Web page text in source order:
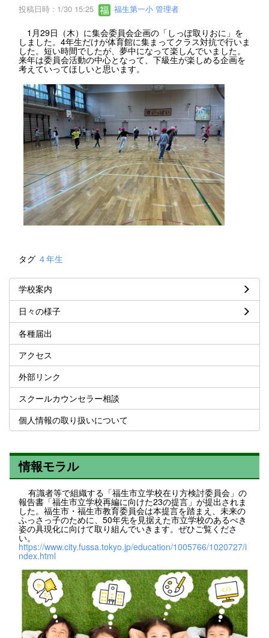
投稿日時 : 1/30 15:25 福生第一小 管理者
1月29日（木）に集会委員会企画の「しっぽ取りおに」を
しました。4年生だけが体育館に集まってクラス対抗で行いま
した。短い時間でしたが、夢中になって楽しんでいました。
来年は委員会活動の中心となって、下級生が楽しめる企画を
考えていってほしいと思います。
タグ ４年生
学校案内
日々の様子
各種届出
アクセス
外部リンク
スクールカウンセラー相談
個人情報の取り扱いについて
情報モラル
有識者等で組織する「福生市立学校在り方検討委員会」の
報告書「福生市立学校再編に向けた23の提言」が提出されま
した。福生市・福生市教育委員会は本提言を踏まえ、未来の
ふっさっ子のために、50年先を見据えた市立学校のあるべき
姿の具現化に向けて取り組んでいきます。ぜひご覧くださ
い。
https://www.city.fussa.tokyo.jp/education/1005766/1020727/i
ndex.html